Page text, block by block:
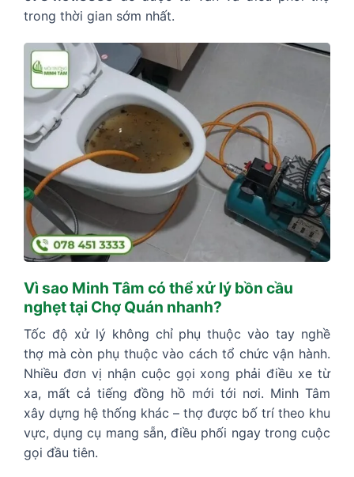
trong thời gian sớm nhất.
Vì sao Minh Tâm có thể xử lý bồn cầu
nghẹt tại Chợ Quán nhanh?
Tốc độ xử lý không chỉ phụ thuộc vào tay nghề
thợ mà còn phụ thuộc vào cách tổ chức vận hành.
Nhiều đơn vị nhận cuộc gọi xong phải điều xe từ
xa, mất cả tiếng đồng hồ mới tới nơi. Minh Tâm
xây dựng hệ thống khác – thợ được bố trí theo khu
vực, dụng cụ mang sẵn, điều phối ngay trong cuộc
gọi đầu tiên.